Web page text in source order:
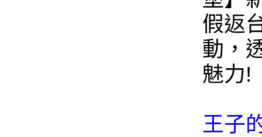
假返
動，
魅力!
王子